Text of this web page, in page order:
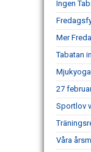
Ingen
Mer
Tabatan
27
Sportlov
Våra